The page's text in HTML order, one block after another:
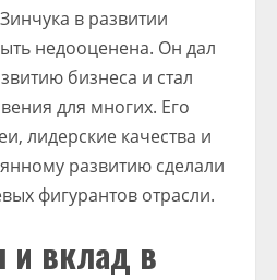
в развитии
недооценена. Он дал
бизнеса и стал
для многих. Его
лидерские качества и
развитию сделали
фигурантов отрасли.
и вклад в